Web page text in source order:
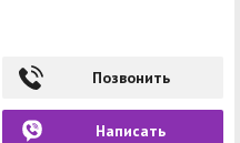
Позвонить
Написать